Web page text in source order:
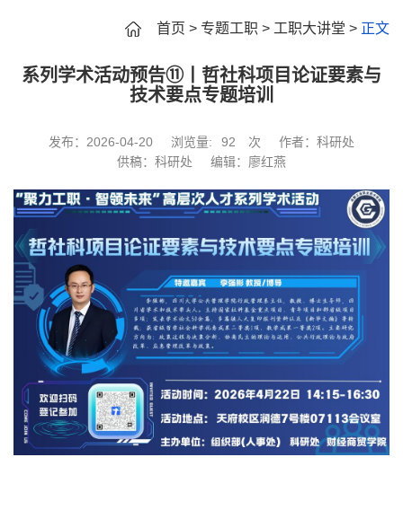
首页 > 专题工职 > 工职大讲堂 > 正文
系列学术活动预告⑪丨哲社科项目论证要素与
技术要点专题培训
发布：2026-04-20 浏览量: 92 次
作者：科研处
供稿：科研处
编辑：廖红燕